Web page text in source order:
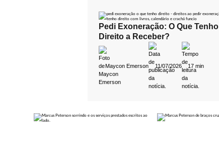
Pedi Exoneração: O Que Tenho
Direito a Receber?
Maycon Emerson 11/07/2026 17 min